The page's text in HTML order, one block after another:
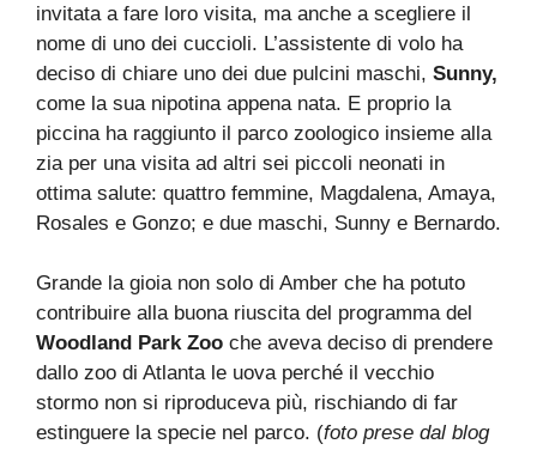
invitata a fare loro visita, ma anche a scegliere il
nome di uno dei cuccioli. L’assistente di volo ha
deciso di chiare uno dei due pulcini maschi, Sunny,
come la sua nipotina appena nata. E proprio la
piccina ha raggiunto il parco zoologico insieme alla
zia per una visita ad altri sei piccoli neonati in
ottima salute: quattro femmine, Magdalena, Amaya,
Rosales e Gonzo; e due maschi, Sunny e Bernardo.
Grande la gioia non solo di Amber che ha potuto
contribuire alla buona riuscita del programma del
Woodland Park Zoo che aveva deciso di prendere
dallo zoo di Atlanta le uova perché il vecchio
stormo non si riproduceva più, rischiando di far
estinguere la specie nel parco. (foto prese dal blog